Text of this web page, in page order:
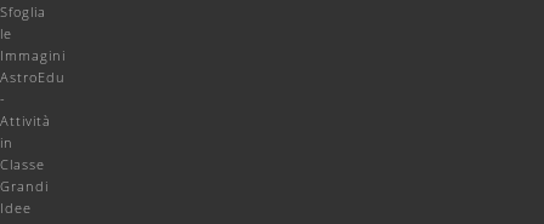
Sfoglia
le
Immagini
AstroEdu
-
Attività
in
Classe
Grandi
Idee